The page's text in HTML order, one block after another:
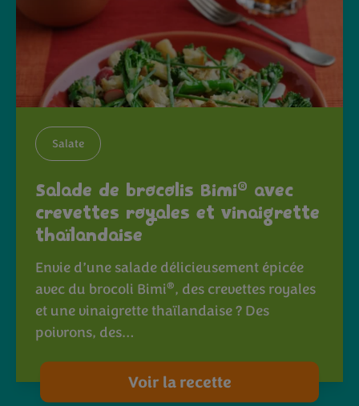
Salate
Salade de brocolis Bimi® avec
crevettes royales et vinaigrette
thaïlandaise
Envie d’une salade délicieusement épicée
avec du brocoli Bimi®, des crevettes royales
et une vinaigrette thaïlandaise ? Des
poivrons, des…
Voir la recette